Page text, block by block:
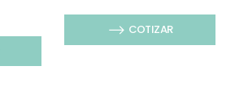
COTIZAR